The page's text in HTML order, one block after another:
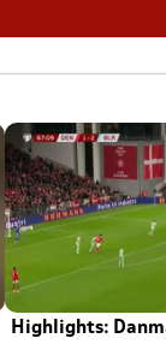
Highlights: